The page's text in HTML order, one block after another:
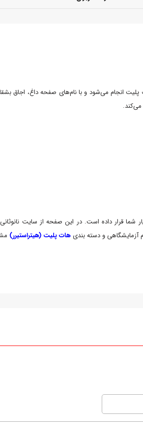
انجام می‌شود و با نام‌های صفحه داغ، اجاق
می‌کند.
شما قرار داده است. در این صفحه از سایت
آزمایشگاهی و دسته بندی هات پلیت (هیتراستیرر)